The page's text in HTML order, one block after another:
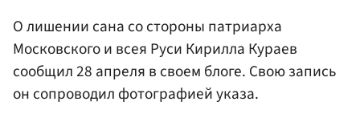
О лишении сана со стороны патриарха
Московского и всея Руси Кирилла Кураев
сообщил 28 апреля в своем блоге. Свою запись
он сопроводил фотографией указа.